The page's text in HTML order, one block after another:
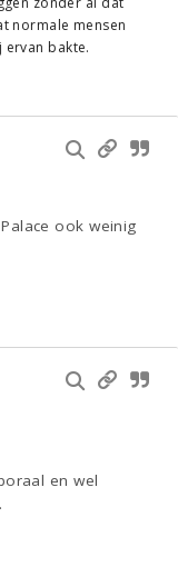
normale mensen
ervan bakte.
ook weinig
en wel